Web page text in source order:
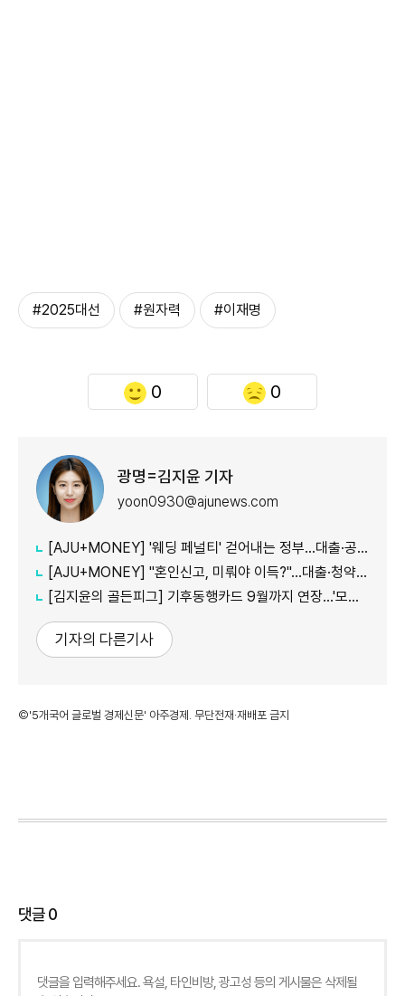
#2025대선 #원자력 #이재명
0 0
광명=김지윤 기자
yoon0930@ajunews.com
[AJU+MONEY] '웨딩 페널티' 걷어내는 정부…대출·공공임대 불이익 줄인다
[AJU+MONEY] "혼인신고, 미뤄야 이득?"…대출·청약·세금 따져보니
[김지윤의 골든피그] 기후동행카드 9월까지 연장…'모두의카드' 갈아탈 땐 혜택 따져야
기자의 다른기사
©'5개국어 글로벌 경제신문' 아주경제. 무단전재·재배포 금지
댓글0